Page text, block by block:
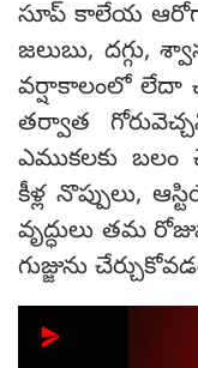
సూప్ కాలేయ
జలుబు, దగ్గు,
వర్షాకాలంలో లేదా
తర్వాత
ఎముకలకు బలం
కీళ్ల నొప్పులు,
వృద్ధులు తమ
గుజ్జును